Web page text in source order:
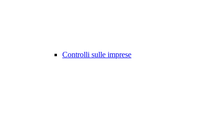
Controlli sulle imprese